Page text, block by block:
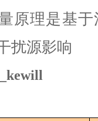
原理是基
扰源影响